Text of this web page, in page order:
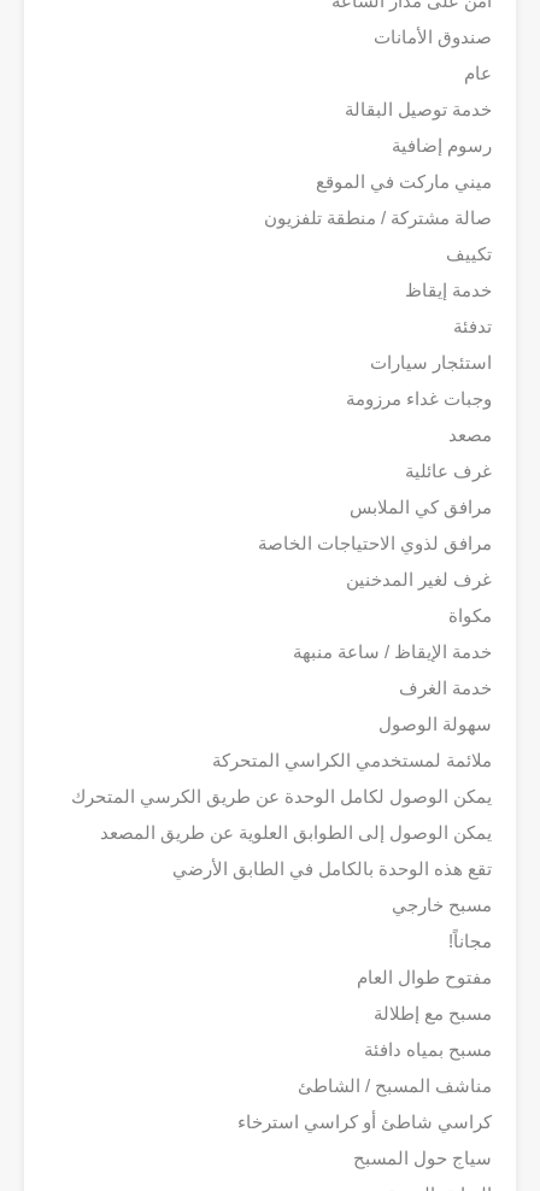
صندوق الأمانات
عام
خدمة توصيل البقالة
رسوم إضافية
ميني ماركت في الموقع
صالة مشتركة / منطقة تلفزيون
تكييف
خدمة إيقاظ
تدفئة
استئجار سيارات
وجبات غداء مرزومة
مصعد
غرف عائلية
مرافق كي الملابس
مرافق لذوي الاحتياجات الخاصة
غرف لغير المدخنين
مكواة
خدمة الإيقاظ / ساعة منبهة
خدمة الغرف
سهولة الوصول
ملائمة لمستخدمي الكراسي المتحركة
يمكن الوصول لكامل الوحدة عن طريق الكرسي المتحرك
يمكن الوصول إلى الطوابق العلوية عن طريق المصعد
تقع هذه الوحدة بالكامل في الطابق الأرضي
مسبح خارجي
مجاناً!
مفتوح طوال العام
مسبح مع إطلالة
مسبح بمياه دافئة
مناشف المسبح / الشاطئ
كراسي شاطئ أو كراسي استرخاء
سياج حول المسبح